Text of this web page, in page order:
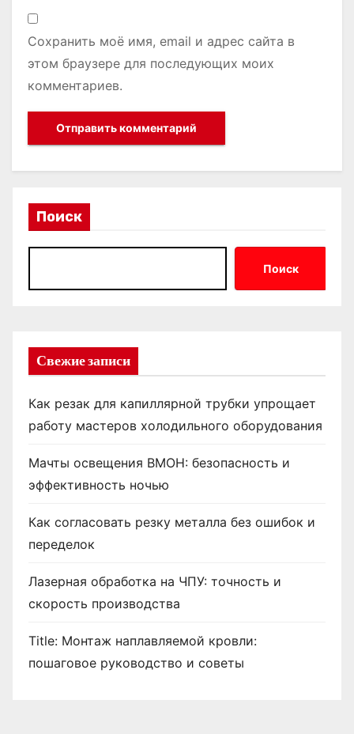
Сохранить моё имя, email и адрес сайта в
этом браузере для последующих моих
комментариев.
Поиск
Поиск
Свежие записи
Как резак для капиллярной трубки упрощает
работу мастеров холодильного оборудования
Мачты освещения ВМОН: безопасность и
эффективность ночью
Как согласовать резку металла без ошибок и
переделок
Лазерная обработка на ЧПУ: точность и
скорость производства
Title: Монтаж наплавляемой кровли:
пошаговое руководство и советы